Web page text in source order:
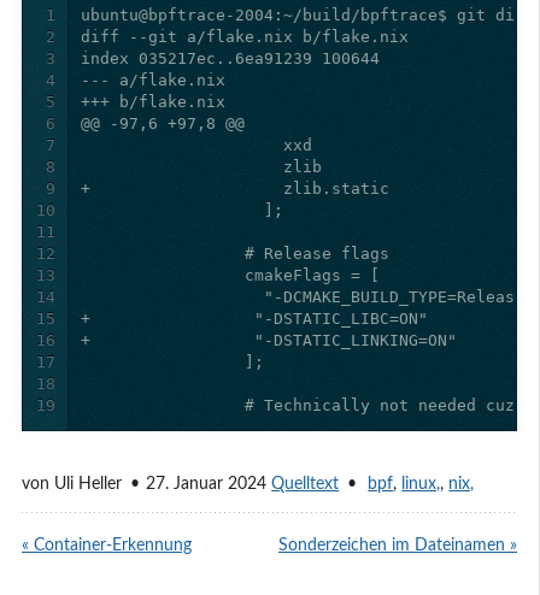
1
2
3
4
5
6
7
8
9
10
11
12
13
14
15
16
17
18
19
# Technically not needed cuz
von Uli Heller 27. Januar 2024 Quelltext bpf, linux,, nix,
« Container-Erkennung Sonderzeichen im Dateinamen »